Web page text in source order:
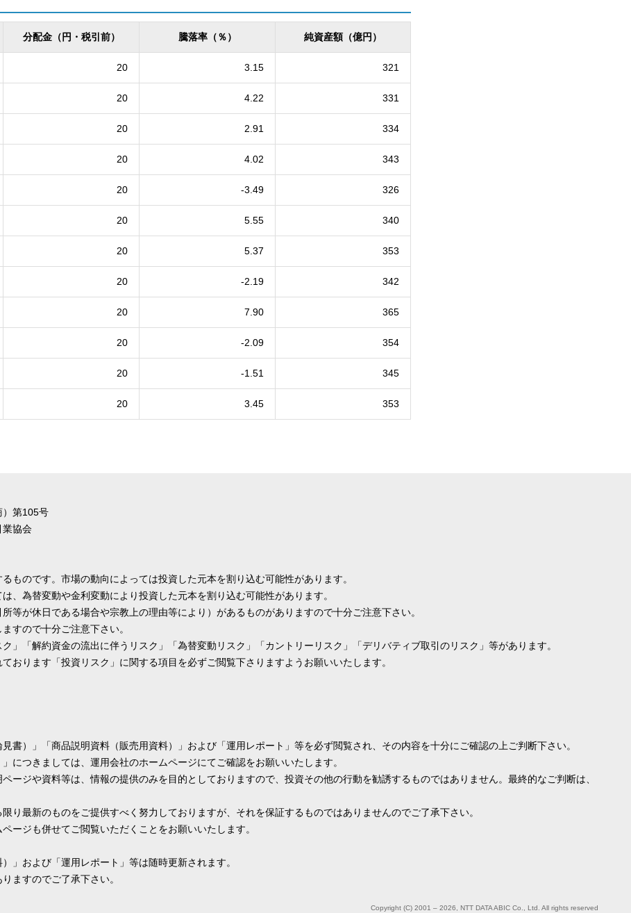
分配金（円・税引前） 騰落率（％） 純資産額（億円）
20 3.15 321
20 4.22 331
20 2.91 334
20 4.02 343
20 -3.49 326
20 5.55 340
20 5.37 353
20 -2.19 342
20 7.90 365
20 -2.09 354
20 -1.51 345
20 3.45 353
第105号
業協会
ものです。市場の動向によっては投資した元本を割り込む可能性があります。
、為替変動や金利変動により投資した元本を割り込む可能性があります。
等が休日である場合や宗教上の理由等により）があるものがありますので十分ご注意下さい。
すので十分ご注意下さい。
」「解約資金の流出に伴うリスク」「為替変動リスク」「カントリーリスク」「デリバティブ取引のリスク」等があります。
おります「投資リスク」に関する項目を必ずご閲覧下さりますようお願いいたします。
書）」「商品説明資料（販売用資料）」および「運用レポート」等を必ず閲覧され、その内容を十分にご確認の上ご判断下さい。
につきましては、運用会社のホームページにてご確認をお願いいたします。
ージや資料等は、情報の提供のみを目的としておりますので、投資その他の行動を勧誘するものではありません。最終的なご判断は、
り最新のものをご提供すべく努力しておりますが、それを保証するものではありませんのでご了承下さい。
ージも併せてご閲覧いただくことをお願いいたします。
」および「運用レポート」等は随時更新されます。
ますのでご了承下さい。
Copyright (C) 2001 – 2026, NTT DATA ABIC Co., Ltd. All rights reserved